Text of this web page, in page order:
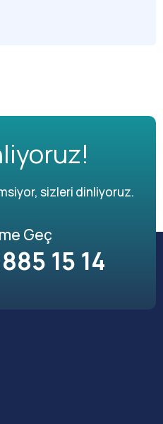
sizleri dinliyoruz.
Geç
15 14